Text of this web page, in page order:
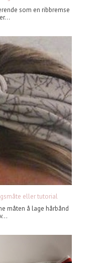
som en ribbremse
eller tutorial
måten å lage hårbånd